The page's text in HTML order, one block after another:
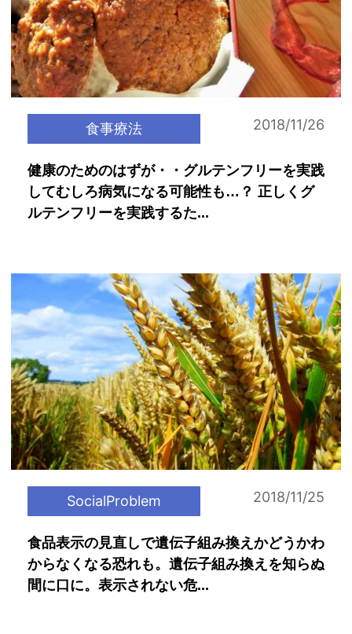
食事療法 2018/11/26
健康のためのはずが・・グルテンフリーを実践
してむしろ病気になる可能性も…？ 正しくグ
ルテンフリーを実践するた...
SocialProblem 2018/11/25
食品表示の見直しで遺伝子組み換えかどうかわ
からなくなる恐れも。遺伝子組み換えを知らぬ
間に口に。表示されない危...